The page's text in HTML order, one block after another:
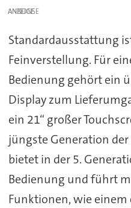
ANZEIGE
Standardausstattung
Feinverstellung. Für
Bedienung gehört ein
Display zum
ein 21“ großer
jüngste Generation
bietet in der 5.
Bedienung und führt
Funktionen, wie einem